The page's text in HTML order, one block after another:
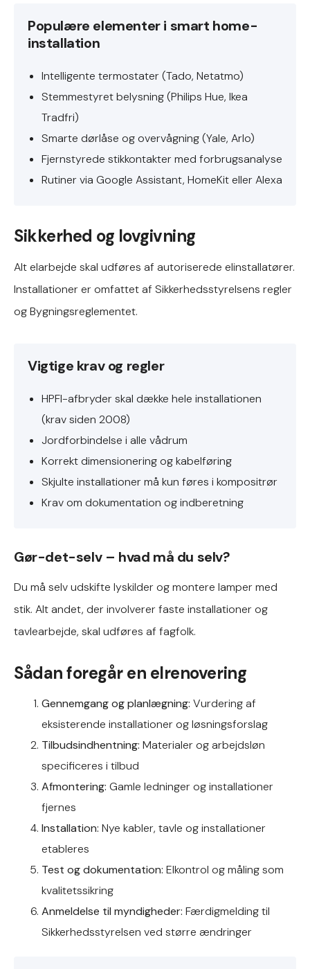
Populære elementer i smart home-
installation
Intelligente termostater (Tado, Netatmo)
Stemmestyret belysning (Philips Hue, Ikea
Tradfri)
Smarte dørlåse og overvågning (Yale, Arlo)
Fjernstyrede stikkontakter med forbrugsanalyse
Rutiner via Google Assistant, HomeKit eller Alexa
Sikkerhed og lovgivning
Alt elarbejde skal udføres af autoriserede elinstallatører.
Installationer er omfattet af Sikkerhedsstyrelsens regler
og Bygningsreglementet.
Vigtige krav og regler
HPFI-afbryder skal dække hele installationen
(krav siden 2008)
Jordforbindelse i alle vådrum
Korrekt dimensionering og kabelføring
Skjulte installationer må kun føres i kompositrør
Krav om dokumentation og indberetning
Gør-det-selv – hvad må du selv?
Du må selv udskifte lyskilder og montere lamper med
stik. Alt andet, der involverer faste installationer og
tavlearbejde, skal udføres af fagfolk.
Sådan foregår en elrenovering
Gennemgang og planlægning: Vurdering af
eksisterende installationer og løsningsforslag
Tilbudsindhentning: Materialer og arbejdsløn
specificeres i tilbud
Afmontering: Gamle ledninger og installationer
fjernes
Installation: Nye kabler, tavle og installationer
etableres
Test og dokumentation: Elkontrol og måling som
kvalitetssikring
Anmeldelse til myndigheder: Færdigmelding til
Sikkerhedsstyrelsen ved større ændringer